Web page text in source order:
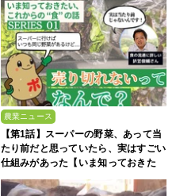
農業ニュース
【第1話】スーパーの野菜、あって当
たり前だと思っていたら、実はすごい
仕組みがあった【いま知っておきた
い、これからの”食”の話】